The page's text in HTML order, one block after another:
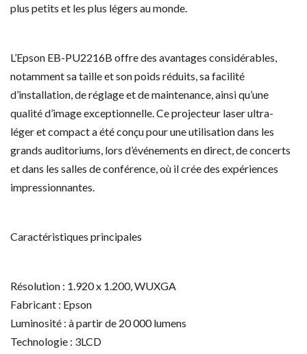
plus petits et les plus légers au monde.
L’Epson EB-PU2216B offre des avantages considérables,
notamment sa taille et son poids réduits, sa facilité
d’installation, de réglage et de maintenance, ainsi qu’une
qualité d’image exceptionnelle. Ce projecteur laser ultra-
léger et compact a été conçu pour une utilisation dans les
grands auditoriums, lors d’événements en direct, de concerts
et dans les salles de conférence, où il crée des expériences
impressionnantes.
Caractéristiques principales
Résolution : 1.920 x 1.200, WUXGA
Fabricant : Epson
Luminosité : à partir de 20 000 lumens
Technologie : 3LCD